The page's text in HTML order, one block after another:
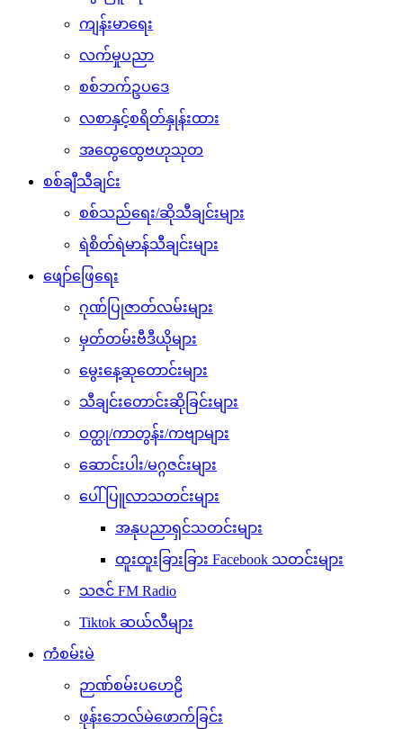
ကျန်းမာရေး
လက်မှုပညာ
စစ်ဘက်ဥပဒေ
လစာနှင့်စရိတ်နှုန်းထား
အထွေထွေဗဟုသုတ
စစ်ချီသီချင်း
စစ်သည်ရေး/ဆိုသီချင်းများ
ရဲစိတ်ရဲမာန်သီချင်းများ
ဖျော်ဖြေရေး
ဂုဏ်ပြုဇာတ်လမ်းများ
မှတ်တမ်းဗီဒီယိုများ
မွေးနေ့ဆုတောင်းများ
သီချင်းတောင်းဆိုခြင်းများ
ဝတ္ထု/ကာတွန်း/ကဗျာများ
ဆောင်းပါး/မဂ္ဂဇင်းများ
ပေါ်ပြူလာသတင်းများ
အနုပညာရှင်သတင်းများ
ထူးထူးခြားခြား Facebook သတင်းများ
သဇင် FM Radio
Tiktok ဆယ်လီများ
ကံစမ်းမဲ
ဉာဏ်စမ်းပဟေဠိ
ဖုန်းဘေလ်မဲဖောက်ခြင်း